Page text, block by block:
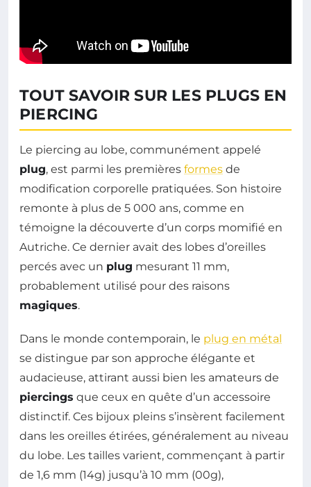
TOUT SAVOIR SUR LES PLUGS EN
PIERCING
Le piercing au lobe, communément appelé
plug, est parmi les premières formes de
modification corporelle pratiquées. Son histoire
remonte à plus de 5 000 ans, comme en
témoigne la découverte d’un corps momifié en
Autriche. Ce dernier avait des lobes d’oreilles
percés avec un plug mesurant 11 mm,
probablement utilisé pour des raisons
magiques.
Dans le monde contemporain, le plug en métal
se distingue par son approche élégante et
audacieuse, attirant aussi bien les amateurs de
piercings que ceux en quête d’un accessoire
distinctif. Ces bijoux pleins s’insèrent facilement
dans les oreilles étirées, généralement au niveau
du lobe. Les tailles varient, commençant à partir
de 1,6 mm (14g) jusqu’à 10 mm (00g),